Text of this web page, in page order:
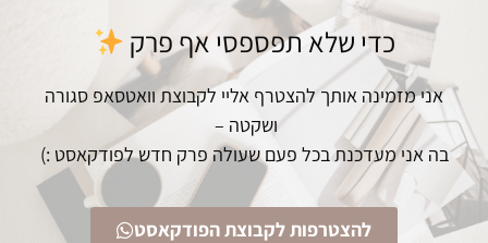
כדי שלא תפספסי אף פרק
אני מזמינה אותך להצטרף אליי לקבוצת וואטסאפ סגורה
ושקטה –
בה אני מעדכנת בכל פעם שעולה פרק חדש לפודקאסט :)
להצטרפות לקבוצת הפודקאסט